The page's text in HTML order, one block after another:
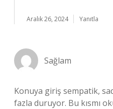
Aralık 26, 2024 Yanıtla
Sağlam
Konuya giriş sempatik,
fazla duruyor. Bu kısmı